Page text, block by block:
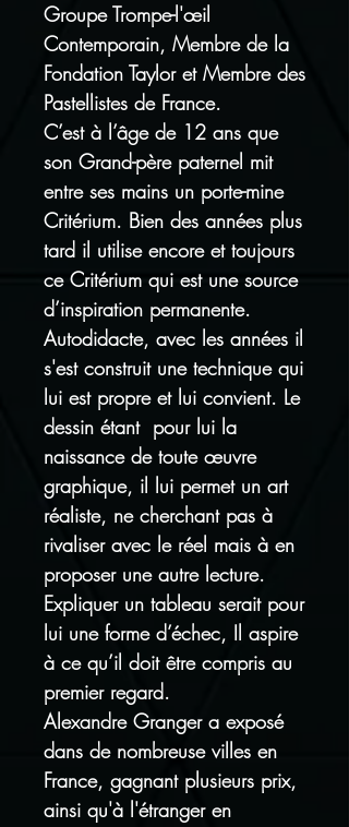
Groupe Trompe-l'œil
Contemporain, Membre de la
Fondation Taylor et Membre des
Pastellistes de France.
C’est à l’âge de 12 ans que
son Grand-père paternel mit
entre ses mains un porte-mine
Critérium. Bien des années plus
tard il utilise encore et toujours
ce Critérium qui est une source
d’inspiration permanente.
Autodidacte, avec les années il
s'est construit une technique qui
lui est propre et lui convient. Le
dessin étant pour lui la
naissance de toute œuvre
graphique, il lui permet un art
réaliste, ne cherchant pas à
rivaliser avec le réel mais à en
proposer une autre lecture.
Expliquer un tableau serait pour
lui une forme d’échec, Il aspire
à ce qu’il doit être compris au
premier regard.
Alexandre Granger a exposé
dans de nombreuse villes en
France, gagnant plusieurs prix,
ainsi qu'à l'étranger en